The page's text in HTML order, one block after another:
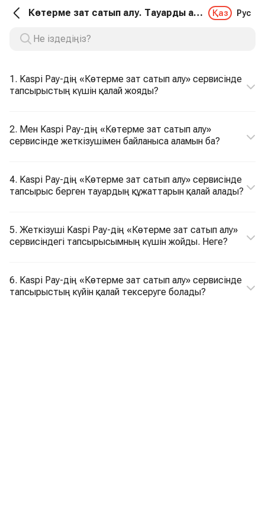
Көтерме зат сатып алу. Тауарды алу Қаз Рус
1. Kaspi Pay-дің «Көтерме зат сатып алу» сервисінде
тапсырыстың күшін қалай жояды?
2. Мен Kaspi Pay-дің «Көтерме зат сатып алу»
сервисінде жеткізушімен байланыса аламын ба?
4. Kaspi Pay-дің «Көтерме зат сатып алу» сервисінде
тапсырыс берген тауардың құжаттарын қалай алады?
5. Жеткізуші Kaspi Pay-дің «Көтерме зат сатып алу»
сервисіндегі тапсырысымның күшін жойды. Неге?
6. Kaspi Pay-дің «Көтерме зат сатып алу» сервисінде
тапсырыстың күйін қалай тексеруге болады?